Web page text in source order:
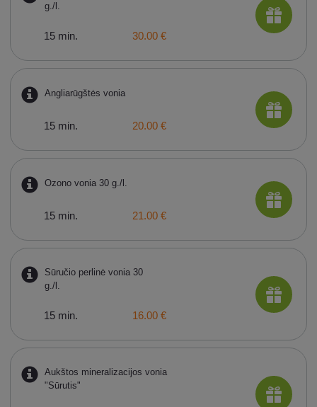
g./l.
15 min. 30.00 €
Angliarūgštės vonia
15 min. 20.00 €
Ozono vonia 30 g./l.
15 min. 21.00 €
Sūručio perlinė vonia 30
g./l.
15 min. 16.00 €
Aukštos mineralizacijos vonia
"Sūrutis"